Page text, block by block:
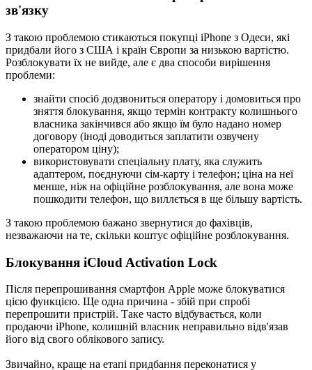
зв'язку
З такою проблемою стикаються покупці iPhone з Одеси, які
придбали його з США і країн Європи за низькою вартістю.
Розблокувати їх не вийде, але є два способи вирішення
проблеми:
знайти спосіб додзвониться оператору і домовиться про
зняття блокування, якщо термін контракту колишнього
власника закінчився або якщо їм було надано номер
договору (іноді доводиться заплатити озвучену
оператором ціну);
використовувати спеціальну плату, яка служить
адаптером, поєднуючи сім-карту і телефон; ціна на неї
менше, ніж на офіційне розблокування, але вона може
пошкодити телефон, що виллється в ще більшу вартість.
З такою проблемою бажано звернутися до фахівців,
незважаючи на те, скільки коштує офіційне розблокування.
Блокування iCloud Activation Lock
Після перепрошивання смартфон Apple може блокуватися
цією функцією. Ще одна причина - збій при спробі
перепрошити пристрій. Таке часто відбувається, коли
продаючи iPhone, колишній власник неправильно відв'язав
його від свого облікового запису.
Звичайно, краще на етапі придбання переконатися у